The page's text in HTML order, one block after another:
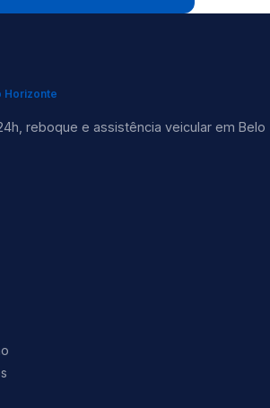
Horizonte
reboque e assistência veicular em Belo